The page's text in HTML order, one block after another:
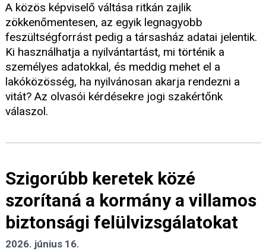
A közös képviselő váltása ritkán zajlik
zökkenőmentesen, az egyik legnagyobb
feszültségforrást pedig a társasház adatai jelentik.
Ki használhatja a nyilvántartást, mi történik a
személyes adatokkal, és meddig mehet el a
lakóközösség, ha nyilvánosan akarja rendezni a
vitát? Az olvasói kérdésekre jogi szakértőnk
válaszol.
Szigorúbb keretek közé
szorítaná a kormány a villamos
biztonsági felülvizsgálatokat
2026. június 16.